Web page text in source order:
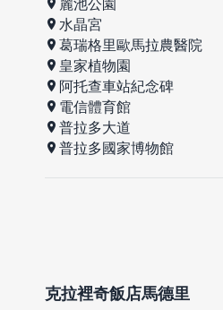
麗池公園
水晶宮
葛瑞格里歐馬拉農醫院
皇家植物園
阿托查車站紀念碑
電信體育館
普拉多大道
普拉多國家博物館
克拉裡奇飯店馬德里